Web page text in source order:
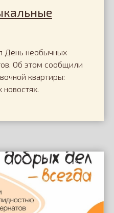
День необычных
Об этом сообщили
квартиры:
новостях.